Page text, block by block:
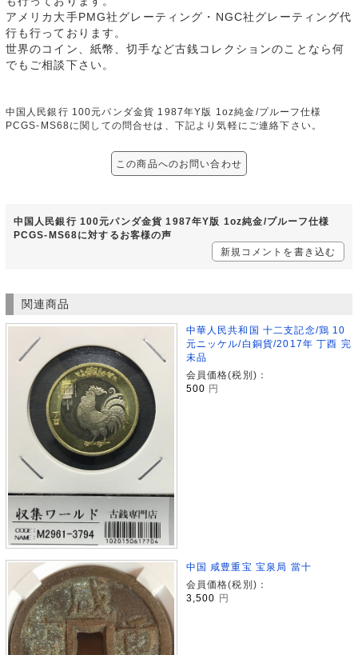
アメリカ大手PMG社グレーティング・NGC社グレーティング代
行も行っております。
世界のコイン、紙幣、切手など古銭コレクションのことなら何
でもご相談下さい。
中国人民銀行 100元パンダ金貨 1987年Y版 1oz純金/プルーフ仕様
PCGS-MS68に関しての問合せは、下記より気軽にご連絡下さい。
この商品へのお問い合わせ
中国人民銀行 100元パンダ金貨 1987年Y版 1oz純金/プルーフ仕様
PCGS-MS68に対するお客様の声
新規コメントを書き込む
関連商品
中華人民共和国 十二支記念/鶏 10
元ニッケル/白銅貨/2017年 丁酉 完
未品
会員価格(税別)：
500 円
中国 咸豊重宝 宝泉局 當十
会員価格(税別)：
3,500 円